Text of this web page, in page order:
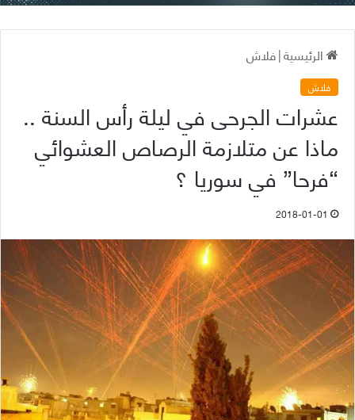
الرئيسية|فلاش
فلاش
عشرات الجرحى في ليلة رأس السنة ..
ماذا عن متلازمة الرصاص العشوائي
“فرحا” في سوريا ؟
2018-01-01